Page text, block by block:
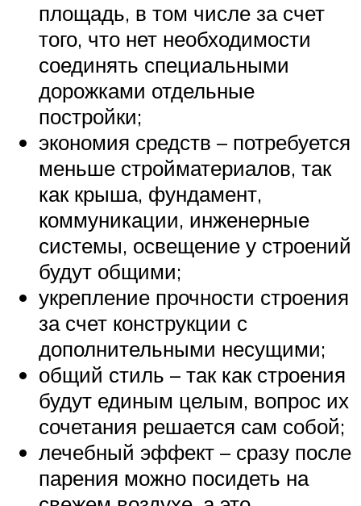
площадь, в том числе за счет
того, что нет необходимости
соединять специальными
дорожками отдельные
постройки;
экономия средств – потребуется
меньше стройматериалов, так
как крыша, фундамент,
коммуникации, инженерные
системы, освещение у строений
будут общими;
укрепление прочности строения
за счет конструкции с
дополнительными несущими;
общий стиль – так как строения
будут единым целым, вопрос их
сочетания решается сам собой;
лечебный эффект – сразу после
парения можно посидеть на